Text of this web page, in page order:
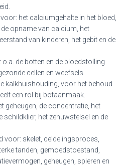
het calciumgehalte in het bloed,
de opname van calcium, het
van kinderen, het gebit en de
de botten en de bloedstolling
cellen en weefsels
kalkhuishouding, voor het behoud
een rol bij botaanmaak.
geheugen, de concentratie, het
schildklier, het zenuwstelsel en de
voor: skelet, celdelingsproces,
tanden, gemoedstoestand,
geheugen, spieren en